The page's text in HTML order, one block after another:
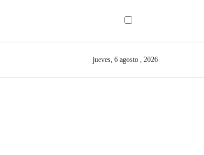
jueves, 6 agosto , 2026